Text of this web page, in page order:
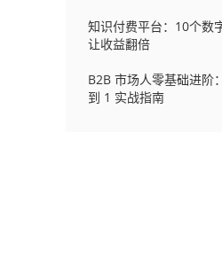
知识付费平台：10个数
让收益翻倍
B2B 市场人零基础进阶
到 1 实战指南